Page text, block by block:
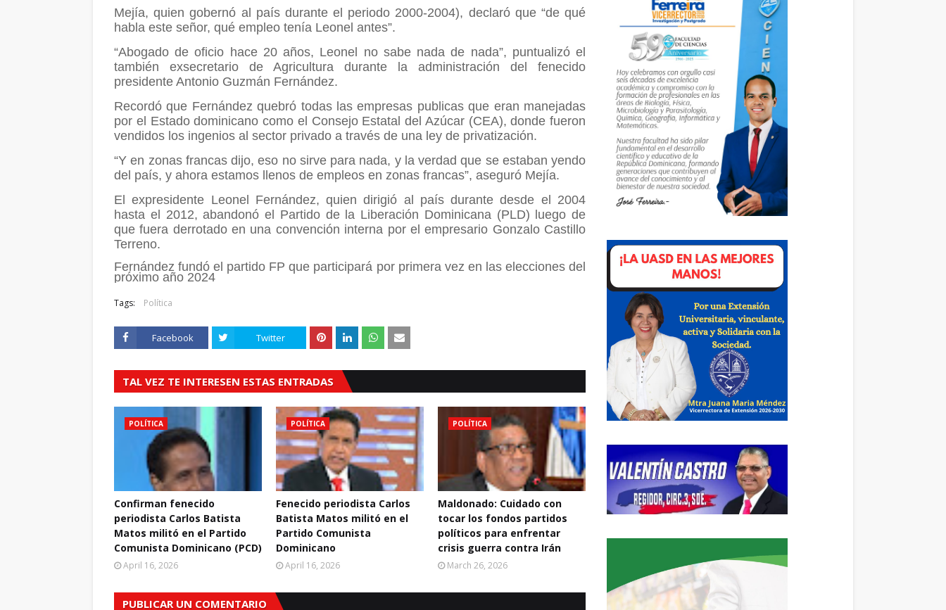
Mejía, quien gobernó al país durante el periodo 2000-2004), declaró que “de qué
habla este señor, qué empleo tenía Leonel antes”.
“Abogado de oficio hace 20 años, Leonel no sabe nada de nada”, puntualizó el
también exsecretario de Agricultura durante la administración del fenecido
presidente Antonio Guzmán Fernández.
Recordó que Fernández quebró todas las empresas publicas que eran manejadas
por el Estado dominicano como el Consejo Estatal del Azúcar (CEA), donde fueron
vendidos los ingenios al sector privado a través de una ley de privatización.
“Y en zonas francas dijo, eso no sirve para nada, y la verdad que se estaban yendo
del país, y ahora estamos llenos de empleos en zonas francas”, aseguró Mejía.
El expresidente Leonel Fernández, quien dirigió al país durante desde el 2004
hasta el 2012, abandonó el Partido de la Liberación Dominicana (PLD) luego de
que fuera derrotado en una convención interna por el empresario Gonzalo Castillo
Terreno.
Fernández fundó el partido FP que participará por primera vez en las elecciones del
próximo año 2024
Tags: Política
Facebook Twitter
TAL VEZ TE INTERESEN ESTAS ENTRADAS
POLÍTICA
Confirman fenecido
periodista Carlos Batista
Matos militó en el Partido
Comunista Dominicano (PCD)
April 16, 2026
POLÍTICA
Fenecido periodista Carlos
Batista Matos militó en el
Partido Comunista
Dominicano
April 16, 2026
POLÍTICA
Maldonado: Cuidado con
tocar los fondos partidos
políticos para enfrentar
crisis guerra contra Irán
March 26, 2026
PUBLICAR UN COMENTARIO